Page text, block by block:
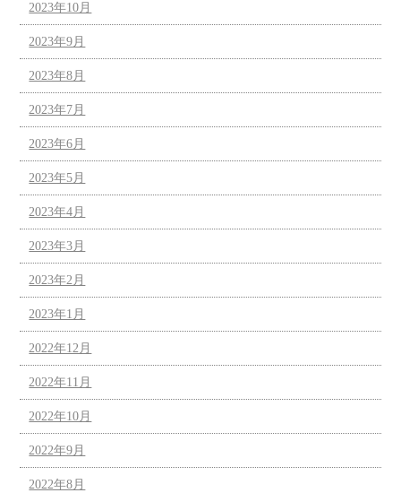
2023年10月
2023年9月
2023年8月
2023年7月
2023年6月
2023年5月
2023年4月
2023年3月
2023年2月
2023年1月
2022年12月
2022年11月
2022年10月
2022年9月
2022年8月